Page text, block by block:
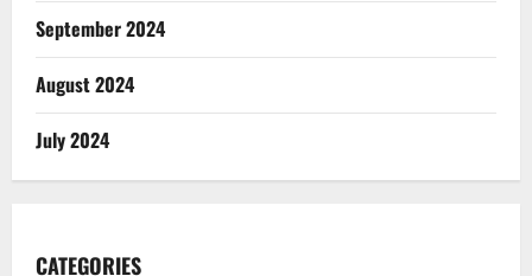
September 2024
August 2024
July 2024
CATEGORIES